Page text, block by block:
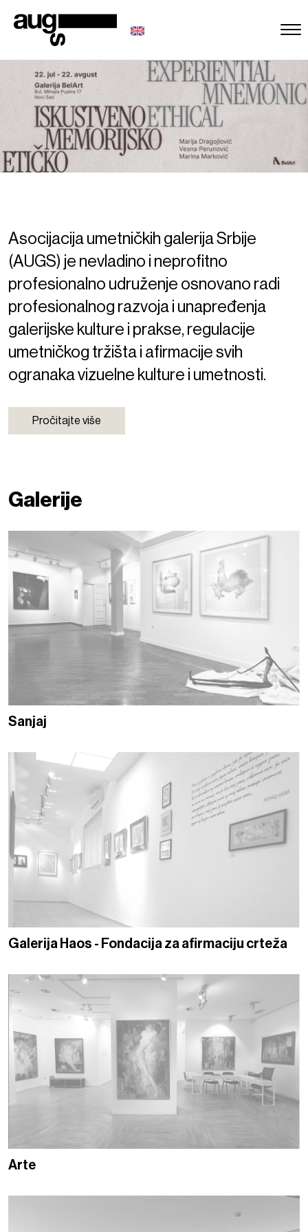
Asocijacija umetničkih galerija Srbije
(AUGS) je nevladino i neprofitno
profesionalno udruženje osnovano radi
profesionalnog razvoja i unapređenja
galerijske kulture i prakse, regulacije
umetničkog tržišta i afirmacije svih
ogranaka vizuelne kulture i umetnosti.
Pročitajte više
Galerije
Sanjaj
Galerija Haos - Fondacija za afirmaciju crteža
Arte